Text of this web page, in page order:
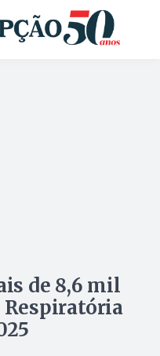
de 8,6 mil
Respiratória